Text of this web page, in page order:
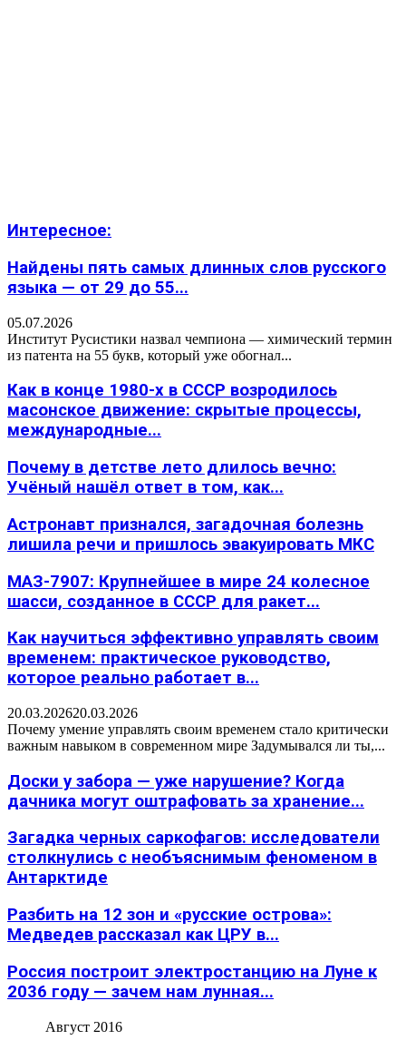
Интересное:
Найдены пять самых длинных слов русского
языка — от 29 до 55...
05.07.2026
Институт Русистики назвал чемпиона — химический термин
из патента на 55 букв, который уже обогнал...
Как в конце 1980-х в СССР возродилось
масонское движение: скрытые процессы,
международные...
Почему в детстве лето длилось вечно:
Учёный нашёл ответ в том, как...
Астронавт признался, загадочная болезнь
лишила речи и пришлось эвакуировать МКС
МАЗ-7907: Крупнейшее в мире 24 колесное
шасси, созданное в СССР для ракет...
Как научиться эффективно управлять своим
временем: практическое руководство,
которое реально работает в...
20.03.202620.03.2026
Почему умение управлять своим временем стало критически
важным навыком в современном мире Задумывался ли ты,...
Доски у забора — уже нарушение? Когда
дачника могут оштрафовать за хранение...
Загадка черных саркофагов: исследователи
столкнулись с необъяснимым феноменом в
Антарктиде
Разбить на 12 зон и «русские острова»:
Медведев рассказал как ЦРУ в...
Россия построит электростанцию на Луне к
2036 году — зачем нам лунная...
Август 2016